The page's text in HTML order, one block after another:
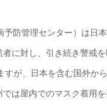
防管理センター）は日
に対し、引き続き警戒を
が、日本を含む国外か
は屋内でのマスク着用